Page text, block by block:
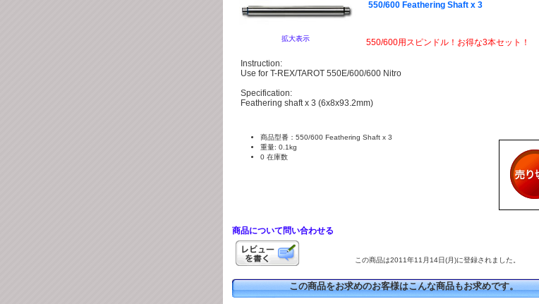
拡大表示
550/600 Feathering Shaft x 3
550/600用スピンドル！お得な3本セット！
Instruction:
Use for T-REX/TAROT 550E/600/600 Nitro
Specification:
Feathering shaft x 3 (6x8x93.2mm)
商品型番：550/600 Feathering Shaft x 3
重量: 0.1kg
0 在庫数
商品について問い合わせる
この商品は2011年11月14日(月)に登録されました。
この商品をお求めのお客様はこんな商品もお求めです。